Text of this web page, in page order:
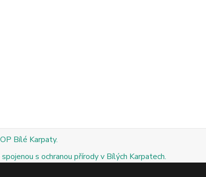
Bílé Karpaty.
s ochranou přírody v Bílých Karpatech.